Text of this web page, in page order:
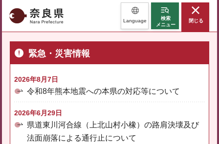
奈良県 Language
検索
メニュー
閉じる
緊急・災害情報
2026年8月7日
令和8年熊本地震への本県の対応等について
2026年6月29日
県道東川河合線（上北山村小橡）の路肩決壊及び
法面崩落による通行止について